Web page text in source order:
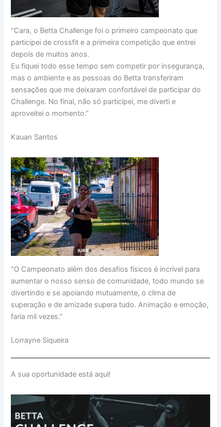
“Cara, o Betta Challenge foi o primeiro campeonato que
participei de crossfit e a primeira competição que entrei
depois de muitos anos.
Eu fiquei todo esse tempo sem competir por insegurança,
mas o ambiente e as pessoas do Betta transferiram
sensações que me deixaram confortável de participar do
Challenge. No final, não só participei, me diverti e
aproveitei o momento.”
Kauan Santos
“O Campeonato além dos desafios físicos é incrível para
aumentar o nosso senso de comunidade, todo mundo se
divertindo e se apoiando mutuamente, o clima de
superação e de amizade supera tudo. Animação e emoção,
faria mil vezes.”
Lorrayne Siqueira
A sua oportunidade está aqui!